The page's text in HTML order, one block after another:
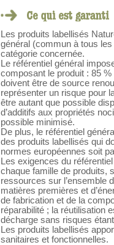
Les produits labellisés
général (commun à tous
catégorie concernée.
Le référentiel général
composant le produit : 85
doivent être de source
représenter un risque pour
être autant que possible
d’additifs aux propriétés
possible minimisé.
De plus, le référentiel
des produits labellisés qui
normes européennes soit
Les exigences du
chaque famille de produits,
ressources sur l’ensemble
matières premières et
de fabrication et de la
réparabilité ; la réutilisation
décharge sans risques
Les produits labellisés
sanitaires et fonctionnelles.